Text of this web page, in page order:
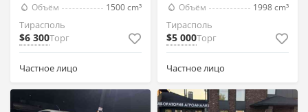
Объём
1500 cm³
Тирасполь
$6 300Торг
Частное лицо
Объём
1998 cm³
Тирасполь
$5 000Торг
Частное лицо